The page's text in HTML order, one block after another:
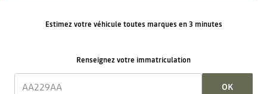
Estimez votre véhicule toutes marques en 3 minutes
Renseignez votre immatriculation
OK